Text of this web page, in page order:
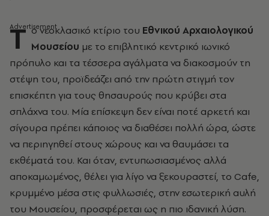
Τ ο νεοκλασικό κτίριο του Εθνικού Αρχαιολογικού
Μουσείου με το επιβλητικό κεντρικό ιωνικό
πρόπυλο και τα τέσσερα αγάλματα να διακοσμούν τη
στέψη του, προϊδεάζει από την πρώτη στιγμή τον
επισκέπτη για τους θησαυρούς που κρύβει στα
σπλάχνα του. Μία επίσκεψη δεν είναι ποτέ αρκετή και
σίγουρα πρέπει κάποιος να διαθέσει πολλή ώρα, ώστε
να περιηγηθεί στους χώρους και να θαυμάσει τα
εκθέματά του. Και όταν, εντυπωσιασμένος αλλά
αποκαμωμένος, θέλει για λίγο να ξεκουραστεί, το Cafe,
κρυμμένο μέσα στις φυλλωσιές, στην εσωτερική αυλή
του Μουσείου, προσφέρεται ως η πιο ιδανική λύση.